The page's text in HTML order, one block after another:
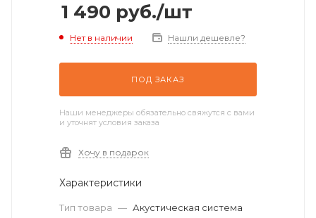
1 490 руб./шт
Нет в наличии Нашли дешевле?
ПОД ЗАКАЗ
Наши менеджеры обязательно свяжутся с вами
и уточнят условия заказа
Хочу в подарок
Характеристики
Тип товара — Акустическая система